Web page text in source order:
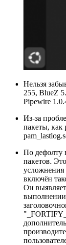
Нельзя
255, BlueZ
Pipewire
Из-за
пакеты, как
По дефолту
пакетов.
усложнения
включён
Он